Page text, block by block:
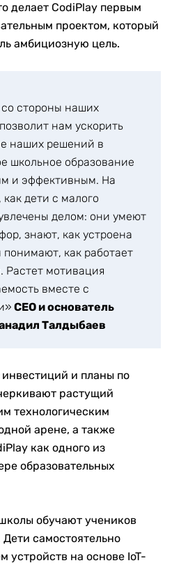
делает CodiPlay первым
проектом, который
амбициозную цель.
стороны наших
нам ускорить
наших решений в
школьное образование
и эффективным. На
дети с малого
делом: они умеют
знают, как устроена
как работает
Растет мотивация
вместе с
СЕО и основатель
Талдыбаев
и планы по
растущий
технологическим
арене, а также
как одного из
образовательных
обучают учеников
самостоятельно
устройств на основе IoT-